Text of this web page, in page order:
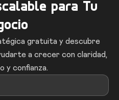
para Tu
gratuita y descubre
a crecer con claridad,
y confianza.